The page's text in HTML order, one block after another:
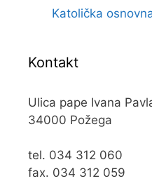
Katolička
Kontakt
Ulica pape Ivana
34000 Požega
tel. 034 312 060
fax. 034 312 059